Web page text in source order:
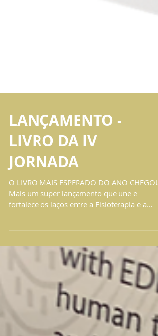
LANÇAMENTO -
LIVRO DA IV
JORNADA
Mais um super lançamento que une e
fortalece os laços entre a Fisioterapia e a
Cirurgia Plástica. IV...